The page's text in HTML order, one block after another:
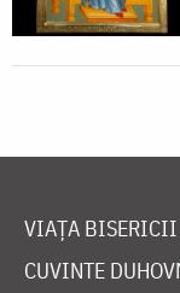
VIAȚA BISERICII
CUVINTE